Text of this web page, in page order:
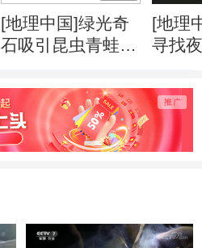
[地理中国]绿光奇
石吸引昆虫青蛙赴
[地理
寻找